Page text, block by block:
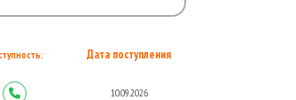
Дата поступления
10.09.2026